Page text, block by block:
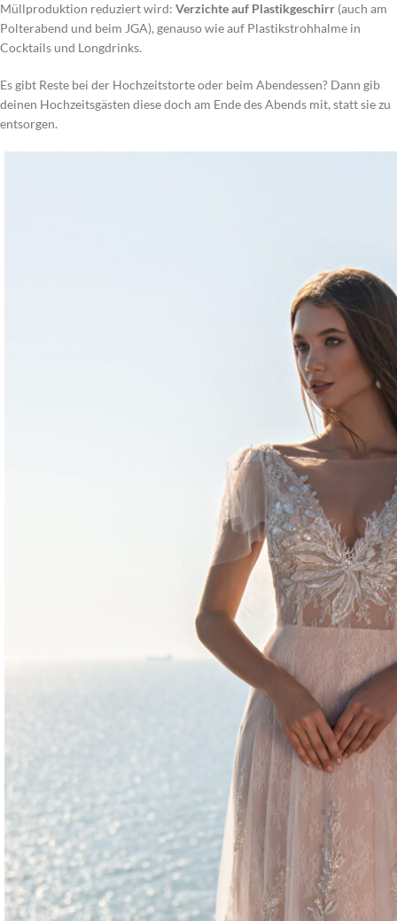
Müllproduktion reduziert wird: Verzichte auf Plastikgeschirr (auch am
Polterabend und beim JGA), genauso wie auf Plastikstrohhalme in
Cocktails und Longdrinks.
Es gibt Reste bei der Hochzeitstorte oder beim Abendessen? Dann gib
deinen Hochzeitsgästen diese doch am Ende des Abends mit, statt sie zu
entsorgen.